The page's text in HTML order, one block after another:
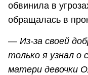
обвинила в
обращалась в
— Из-за своей
только я узнал о
матери девочки